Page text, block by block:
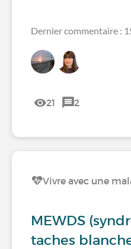
Dernier commentaire :
21 2
Vivre avec une
MEWDS
taches